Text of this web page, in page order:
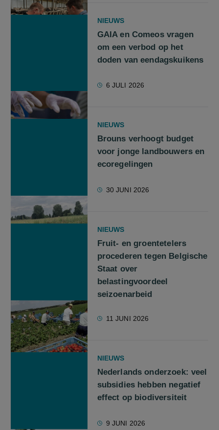
NIEUWS
GAIA en Comeos vragen
om een verbod op het
doden van eendagskuikens
6 JULI 2026
NIEUWS
Brouns verhoogt budget
voor jonge landbouwers en
ecoregelingen
30 JUNI 2026
NIEUWS
Fruit- en groentetelers
procederen tegen Belgische
Staat over
belastingvoordeel
seizoenarbeid
11 JUNI 2026
NIEUWS
Nederlands onderzoek: veel
subsidies hebben negatief
effect op biodiversiteit
9 JUNI 2026